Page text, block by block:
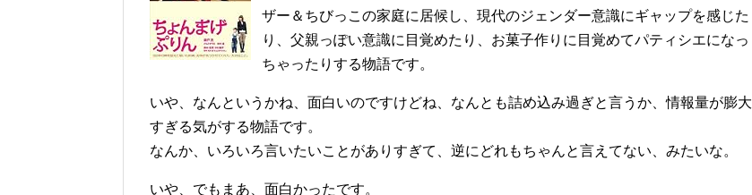
ザー＆ちびっこの家庭に居候し、現代のジェンダー意識にギャップを感じた
り、父親っぽい意識に目覚めたり、お菓子作りに目覚めてパティシエになっ
ちゃったりする物語です。
いや、なんというかね、面白いのですけどね、なんとも詰め込み過ぎと言うか、情報量が膨大
すぎる気がする物語です。
なんか、いろいろ言いたいことがありすぎて、逆にどれもちゃんと言えてない、みたいな。
いや、でもまあ、面白かったです。